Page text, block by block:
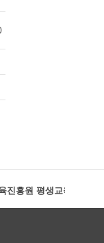
진흥원 평생교육센터